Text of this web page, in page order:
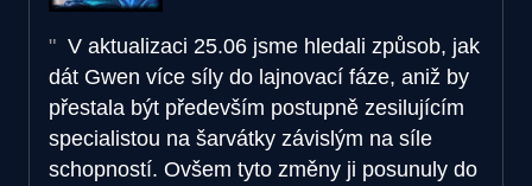
V aktualizaci 25.06 jsme hledali způsob, jak
dát Gwen více síly do lajnovací fáze, aniž by
přestala být především postupně zesilujícím
specialistou na šarvátky závislým na síle
schopností. Ovšem tyto změny ji posunuly do